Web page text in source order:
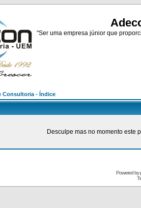
"Ser uma empresa júnior que
Consultoria - Índice
Desculpe mas no momento este
Powered by